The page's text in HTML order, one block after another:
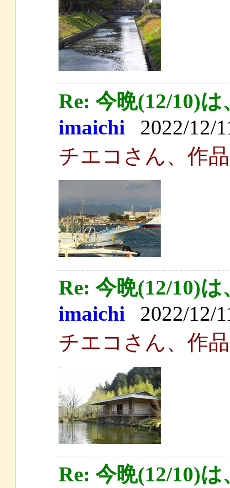
Re: 今晩(12/10)
imaichi 2022/12/
チエコさん、作
Re: 今晩(12/10)
imaichi 2022/12/
チエコさん、作
Re: 今晩(12/10)